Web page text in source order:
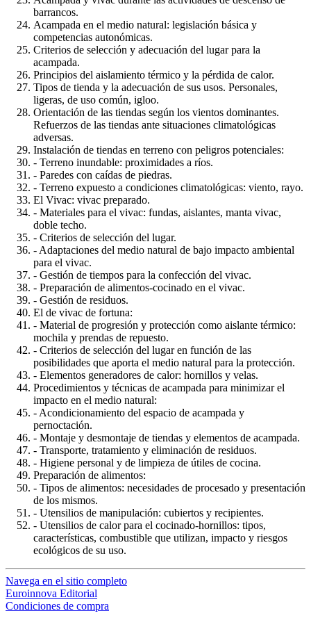
barrancos.
Acampada en el medio natural: legislación básica y
competencias autonómicas.
Criterios de selección y adecuación del lugar para la
acampada.
Principios del aislamiento térmico y la pérdida de calor.
Tipos de tienda y la adecuación de sus usos. Personales,
ligeras, de uso común, igloo.
Orientación de las tiendas según los vientos dominantes.
Refuerzos de las tiendas ante situaciones climatológicas
adversas.
Instalación de tiendas en terreno con peligros potenciales:
- Terreno inundable: proximidades a ríos.
- Paredes con caídas de piedras.
- Terreno expuesto a condiciones climatológicas: viento, rayo.
El Vivac: vivac preparado.
- Materiales para el vivac: fundas, aislantes, manta vivac,
doble techo.
- Criterios de selección del lugar.
- Adaptaciones del medio natural de bajo impacto ambiental
para el vivac.
- Gestión de tiempos para la confección del vivac.
- Preparación de alimentos-cocinado en el vivac.
- Gestión de residuos.
El de vivac de fortuna:
- Material de progresión y protección como aislante térmico:
mochila y prendas de repuesto.
- Criterios de selección del lugar en función de las
posibilidades que aporta el medio natural para la protección.
- Elementos generadores de calor: hornillos y velas.
Procedimientos y técnicas de acampada para minimizar el
impacto en el medio natural:
- Acondicionamiento del espacio de acampada y
pernoctación.
- Montaje y desmontaje de tiendas y elementos de acampada.
- Transporte, tratamiento y eliminación de residuos.
- Higiene personal y de limpieza de útiles de cocina.
Preparación de alimentos:
- Tipos de alimentos: necesidades de procesado y presentación
de los mismos.
- Utensilios de manipulación: cubiertos y recipientes.
- Utensilios de calor para el cocinado-hornillos: tipos,
características, combustible que utilizan, impacto y riesgos
ecológicos de su uso.
Navega en el sitio completo
Euroinnova Editorial
Condiciones de compra